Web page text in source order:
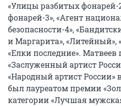
«Улицы разбитых фонарей-
фонарей-3», «Агент
безопасности-4»,
и Маргарита», «Литейный»,
«Елки последние». Матвеев
«Заслуженный артист
«Народный артист России»
был лауреатом премии
категории «Лучшая